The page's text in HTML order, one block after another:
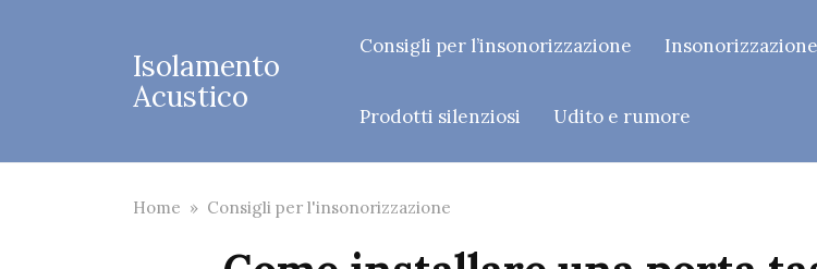
Isolamento
Acustico
Consigli per l’insonorizzazione
Prodotti silenziosi Udito e rumore
Home » Consigli per l'insonorizzazione